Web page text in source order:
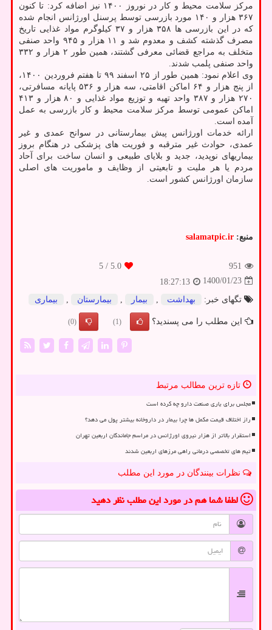
مرکز سلامت محیط و کار در نوروز ۱۴۰۰ نیز اضافه کرد: تا کنون
۳۶۷ هزار و ۱۴۰ مورد بازرسی توسط پرسنل اورژانس انجام شده
که در این بازرسی ها ۳۵۸ هزار و ۳۷ کیلوگرم مواد غذایی تاریخ
مصرف گذشته کشف و معدوم شد و ۱۱ هزار و ۹۴۵ واحد صنفی
متخلف به مراجع قضائی معرفی گشتند، همین طور ۲ هزار و ۳۳۲
واحد صنفی پلمب شدند.
وی اعلام نمود: همین طور از ۲۵ اسفند ۹۹ تا هفتم فروردین ۱۴۰۰،
از پنج هزار و ۶۴ اماکن اقامتی، سه هزار و ۵۳۶ پایانه مسافرتی،
۲۷۰ هزار و ۳۸۷ واحد تهیه و توزیع مواد غذایی و ۸۰ هزار و ۴۱۳
اماکن عمومی توسط مرکز سلامت محیط و کار بازرسی به عمل
آمده است.
ارائه خدمات اورژانس پیش بیمارستانی در سوانح عمدی و غیر
عمدی، حوادث غیر مترقبه و فوریت های پزشکی در هنگام بروز
بیماریهای نوپدید، جدید و بلایای طبیعی و انسان ساخت برای آحاد
مردم یا هر ملیت و تابعیتی از وظایف و ماموریت های اصلی
سازمان اورژانس کشور است.
منبع: salamatpic.ir
951
5.0
/ 5
1400/01/23
18:27:13
تگهای خبر:
بهداشت بیمار بیمارستان بیماری
این مطلب را می پسندید؟ (1)
(0)
تازه ترین مطالب مرتبط
مجلس برای یاری صنعت دارو چه کرده است
راز اختلاف قیمت مکمل ها چرا بیمار در داروخانه بیشتر پول می دهد؟
استقرار بالاتر از هزار نیروی اورژانس در مراسم جاماندگان اربعین تهران
تیم های تخصصی درمانی راهی مرزهای اربعین شدند
نظرات بینندگان در مورد این مطلب
لطفا شما همدر مورد این مطلبنظر دهید